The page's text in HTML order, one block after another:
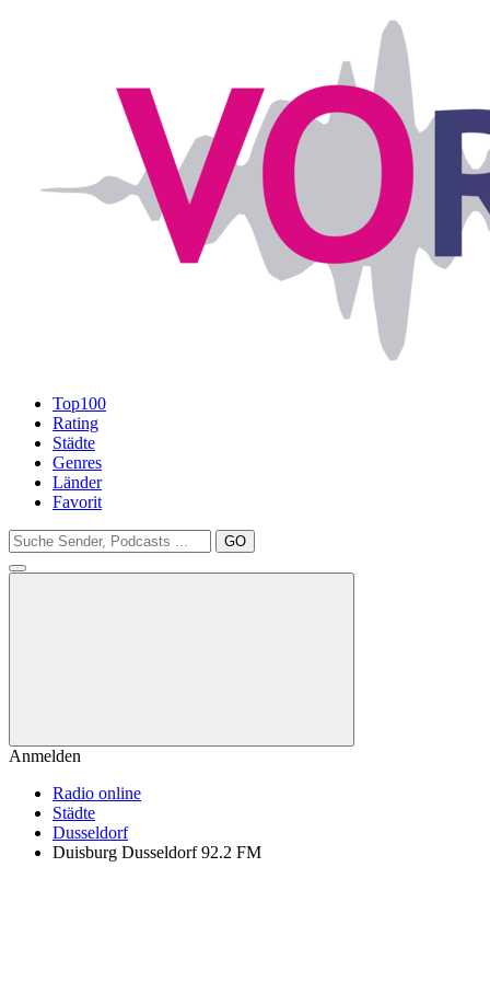
Top100
Rating
Städte
Genres
Länder
Favorit
GO
Anmelden
Radio online
Städte
Dusseldorf
Duisburg Dusseldorf 92.2 FM